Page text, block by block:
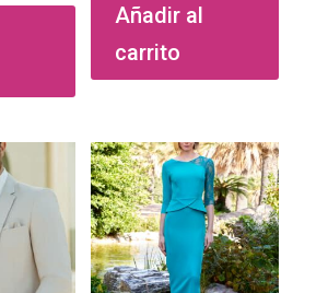
Añadir al
carrito